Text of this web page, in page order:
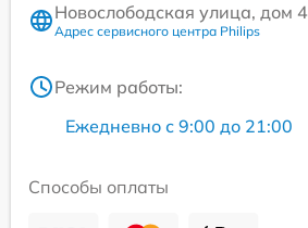
Новослободская улица, дом 4
Адрес сервисного центра Philips
Режим работы:
Ежедневно с 9:00 до 21:00
Способы оплаты